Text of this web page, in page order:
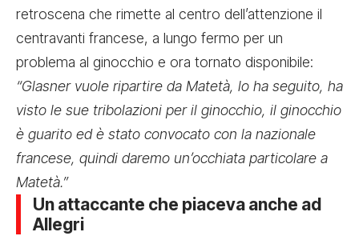
retroscena che rimette al centro dell’attenzione il
centravanti francese, a lungo fermo per un
problema al ginocchio e ora tornato disponibile:
“Glasner vuole ripartire da Matetà, lo ha seguito, ha
visto le sue tribolazioni per il ginocchio, il ginocchio
è guarito ed è stato convocato con la nazionale
francese, quindi daremo un’occhiata particolare a
Matetà.”
Un attaccante che piaceva anche ad
Allegri